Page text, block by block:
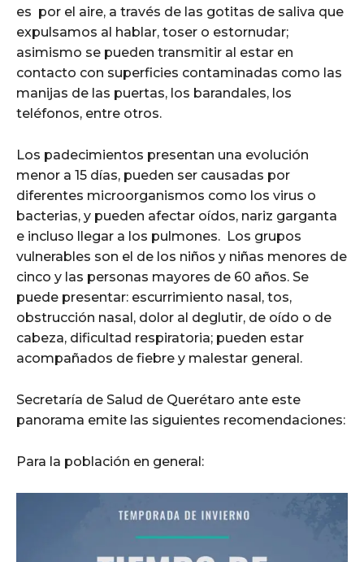
es por el aire, a través de las gotitas de saliva que
expulsamos al hablar, toser o estornudar;
asimismo se pueden transmitir al estar en
contacto con superficies contaminadas como las
manijas de las puertas, los barandales, los
teléfonos, entre otros.
Los padecimientos presentan una evolución
menor a 15 días, pueden ser causadas por
diferentes microorganismos como los virus o
bacterias, y pueden afectar oídos, nariz garganta
e incluso llegar a los pulmones. Los grupos
vulnerables son el de los niños y niñas menores de
cinco y las personas mayores de 60 años. Se
puede presentar: escurrimiento nasal, tos,
obstrucción nasal, dolor al deglutir, de oído o de
cabeza, dificultad respiratoria; pueden estar
acompañados de fiebre y malestar general.
Secretaría de Salud de Querétaro ante este
panorama emite las siguientes recomendaciones:
Para la población en general: